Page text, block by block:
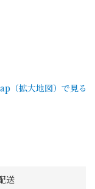
（拡大地図）で見る
送